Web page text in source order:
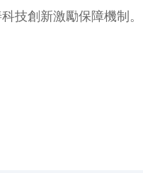
技創新激勵保障機制。